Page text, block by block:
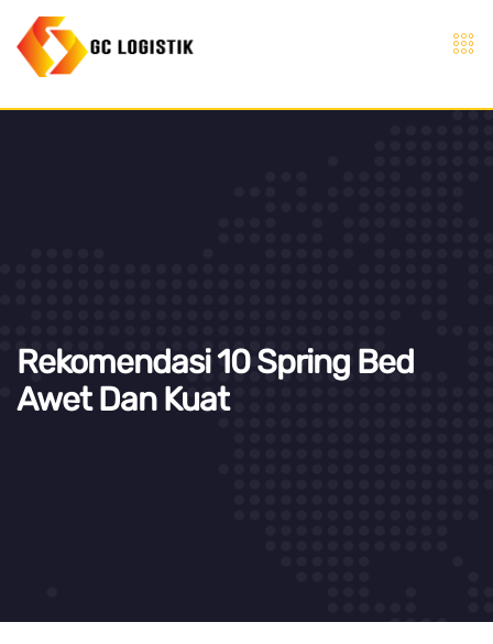
Rekomendasi 10 Spring Bed
Awet Dan Kuat